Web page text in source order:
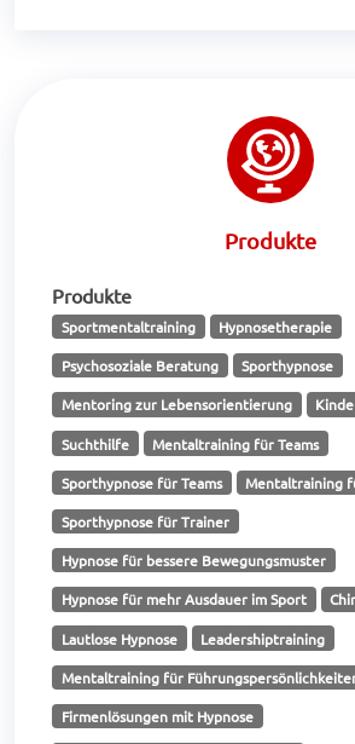
Produkte
Produkte
Sportmentaltraining Hypnosetherapie
Psychosoziale Beratung Sporthypnose
Mentoring zur Lebensorientierung
Suchthilfe Mentaltraining für Teams
Sporthypnose für Teams Mentaltraining
Sporthypnose für Trainer
Hypnose für bessere Bewegungsmuster
Hypnose für mehr Ausdauer im Sport
Lautlose Hypnose Leadershiptraining
Mentaltraining für
Firmenlösungen mit Hypnose